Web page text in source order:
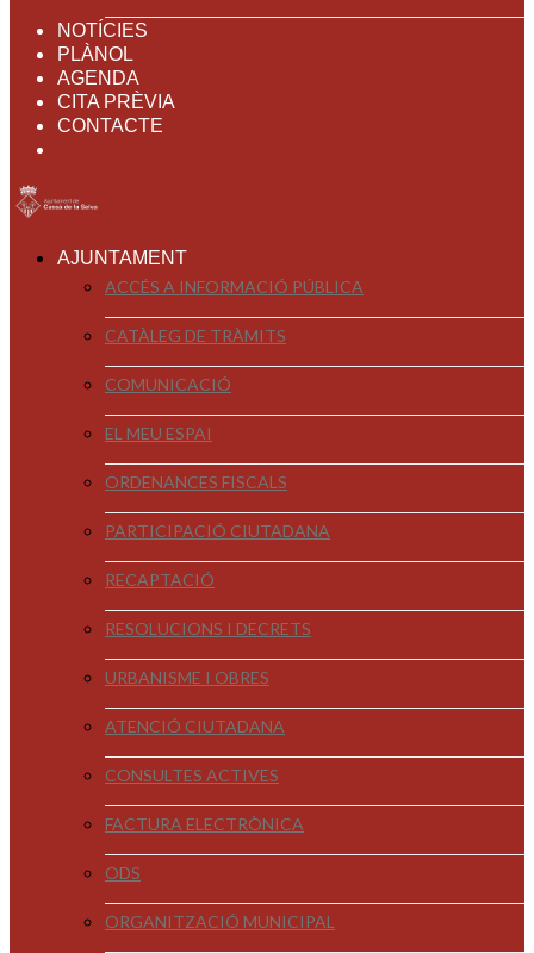
NOTÍCIES
PLÀNOL
AGENDA
CITA PRÈVIA
CONTACTE
AJUNTAMENT
ACCÉS A INFORMACIÓ PÚBLICA
CATÀLEG DE TRÀMITS
COMUNICACIÓ
EL MEU ESPAI
ORDENANCES FISCALS
PARTICIPACIÓ CIUTADANA
RECAPTACIÓ
RESOLUCIONS I DECRETS
URBANISME I OBRES
ATENCIÓ CIUTADANA
CONSULTES ACTIVES
FACTURA ELECTRÒNICA
ODS
ORGANITZACIÓ MUNICIPAL